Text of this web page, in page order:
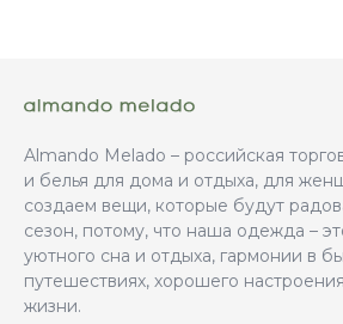
Almando Melado – российская
и белья для дома и отдыха, для
создаем вещи, которые будут
сезон, потому, что наша одежда –
уютного сна и отдыха, гармонии в
путешествиях, хорошего
жизни.